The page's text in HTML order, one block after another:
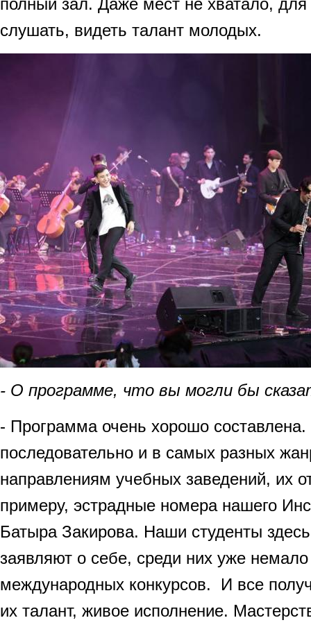
полный зал. Даже мест не хватало,
слушать, видеть талант молодых.
- О программе, что вы могли бы
- Программа очень хорошо составлена.
последовательно и в самых разных
направлениям учебных заведений, их
примеру, эстрадные номера нашего
Батыра Закирова. Наши студенты
заявляют о себе, среди них уже
международных конкурсов. И все
их талант, живое исполнение.